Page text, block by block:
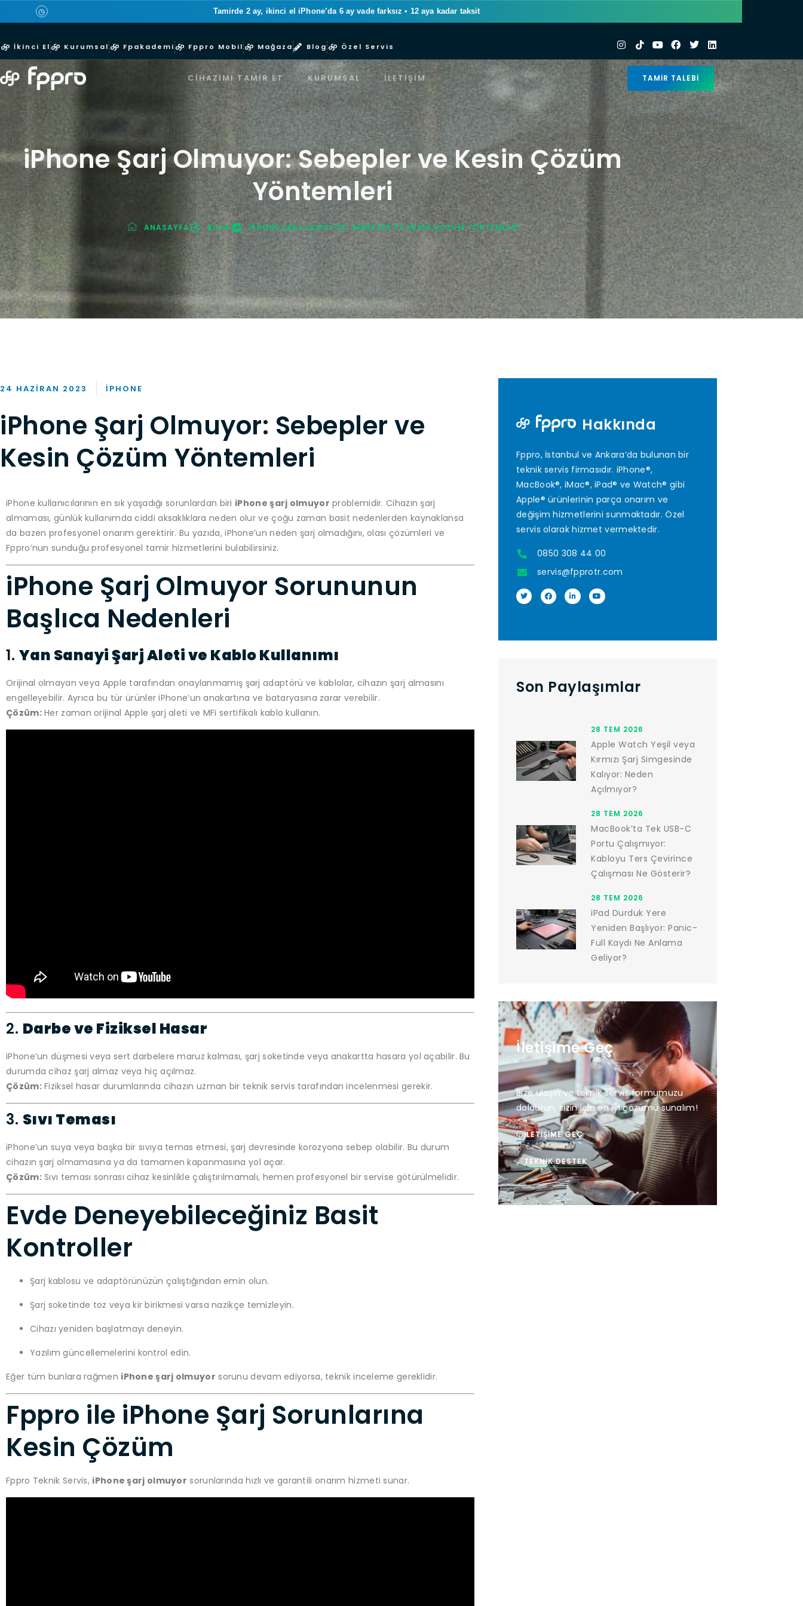
◷ Tamirde 2 ay, ikinci el iPhone’da 6 ay vade farksız • 12 aya kadar taksit
İkinci El Kurumsal Fpakademi Fppro Mobil Mağaza Blog Özel Servis
CIHAZIMI TAMIR ET KURUMSAL İLETIŞIM TAMIR TALEBI
iPhone Şarj Olmuyor: Sebepler ve Kesin Çözüm
Yöntemleri
ANASAYFA BLOG IPHONE ŞARJ OLMUYOR: SEBEPLER VE KESIN ÇÖZÜM YÖNTEMLERI
24 HAZIRAN 2023 IPHONE
iPhone Şarj Olmuyor: Sebepler ve
Kesin Çözüm Yöntemleri
iPhone kullanıcılarının en sık yaşadığı sorunlardan biri iPhone şarj olmuyor problemidir. Cihazın şarj
almaması, günlük kullanımda ciddi aksaklıklara neden olur ve çoğu zaman basit nedenlerden kaynaklansa
da bazen profesyonel onarım gerektirir. Bu yazıda, iPhone’un neden şarj olmadığını, olası çözümleri ve
Fppro’nun sunduğu profesyonel tamir hizmetlerini bulabilirsiniz.
iPhone Şarj Olmuyor Sorununun
Başlıca Nedenleri
1. Yan Sanayi Şarj Aleti ve Kablo Kullanımı
Orijinal olmayan veya Apple tarafından onaylanmamış şarj adaptörü ve kablolar, cihazın şarj almasını
engelleyebilir. Ayrıca bu tür ürünler iPhone’un anakartına ve bataryasına zarar verebilir.
Çözüm:Her zaman orijinal Apple şarj aleti ve MFi sertifikalı kablo kullanın.
2. Darbe ve Fiziksel Hasar
iPhone’un düşmesi veya sert darbelere maruz kalması, şarj soketinde veya anakartta hasara yol açabilir. Bu
durumda cihaz şarj almaz veya hiç açılmaz.
Çözüm:Fiziksel hasar durumlarında cihazın uzman bir teknik servis tarafından incelenmesi gerekir.
3. Sıvı Teması
iPhone’un suya veya başka bir sıvıya temas etmesi, şarj devresinde korozyona sebep olabilir. Bu durum
cihazın şarj olmamasına ya da tamamen kapanmasına yol açar.
Çözüm:Sıvı teması sonrası cihaz kesinlikle çalıştırılmamalı, hemen profesyonel bir servise götürülmelidir.
Evde Deneyebileceğiniz Basit
Kontroller
Şarj kablosu ve adaptörünüzün çalıştığından emin olun.
Şarj soketinde toz veya kir birikmesi varsa nazikçe temizleyin.
Cihazı yeniden başlatmayı deneyin.
Yazılım güncellemelerini kontrol edin.
Eğer tüm bunlara rağmen iPhone şarj olmuyor sorunu devam ediyorsa, teknik inceleme gereklidir.
Fppro ile iPhone Şarj Sorunlarına
Kesin Çözüm
Fppro Teknik Servis, iPhone şarj olmuyor sorunlarında hızlı ve garantili onarım hizmeti sunar.
Hakkında
Fppro, İstanbul ve Ankara’da bulunan bir
teknik servis firmasıdır. iPhone®,
MacBook®, iMac®, iPad® ve Watch® gibi
Apple® ürünlerinin parça onarım ve
değişim hizmetlerini sunmaktadır. Özel
servis olarak hizmet vermektedir.
0850 308 44 00
servis@fpprotr.com
Son Paylaşımlar
28 TEM 2026
Apple Watch Yeşil veya
Kırmızı Şarj Simgesinde
Kalıyor: Neden
Açılmıyor?
28 TEM 2026
MacBook’ta Tek USB-C
Portu Çalışmıyor:
Kabloyu Ters Çevirince
Çalışması Ne Gösterir?
28 TEM 2026
iPad Durduk Yere
Yeniden Başlıyor: Panic-
Full Kaydı Ne Anlama
Geliyor?
İletişime Geç
Bize ulaşın ve teknik servis formumuzu
doldurun, sizin için en iyi çözümü sunalım!
İLETIŞIME GEÇ
TEKNIK DESTEK